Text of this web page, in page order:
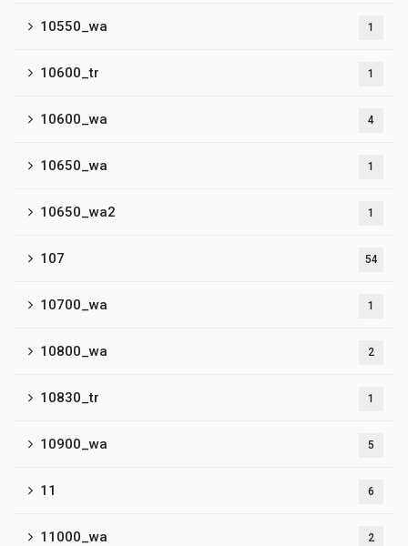
10550_wa 1
10600_tr 1
10600_wa 4
10650_wa 1
10650_wa2 1
107 54
10700_wa 1
10800_wa 2
10830_tr 1
10900_wa 5
11 6
11000_wa 2